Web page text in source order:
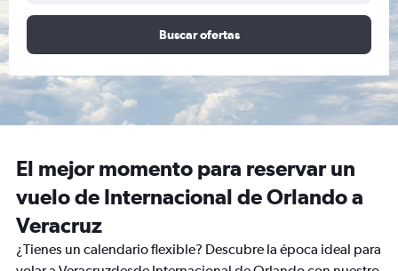
Buscar ofertas
El mejor momento para reservar un
vuelo de Internacional de Orlando a
Veracruz
¿Tienes un calendario flexible? Descubre la época ideal para